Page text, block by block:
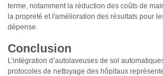
terme, notamment la réduction des coûts de
la propreté et l'amélioration des résultats pour
dépense.
Conclusion
L’intégration d’autolaveuses de sol
protocoles de nettoyage des hôpitaux